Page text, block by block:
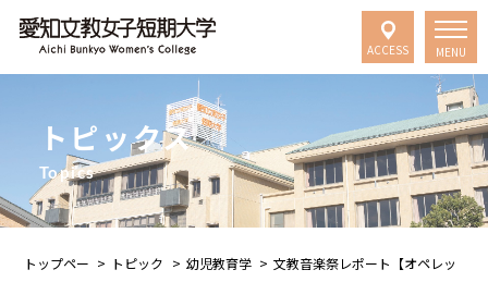
ACCESS
トピックス
Topics
MENU
トップペー > トピック > 幼児教育学 > 文教音楽祭レポート【オペレッ